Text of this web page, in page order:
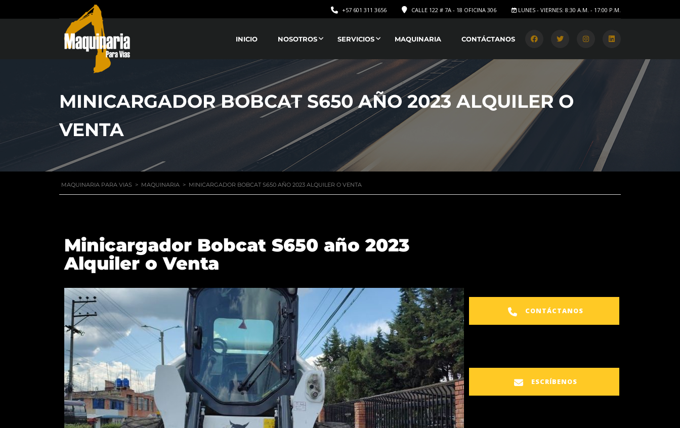
LUNES - VIERNES: 8:30 A.M. - 17:00 P.M.
CALLE 122 # 7A - 18 OFICINA 306
+57 601 311 3656
INICIO NOSOTROS SERVICIOS MAQUINARIA CONTÁCTANOS
MINICARGADOR BOBCAT S650 AÑO 2023 ALQUILER O
VENTA
MAQUINARIA PARA VIAS > MAQUINARIA > MINICARGADOR BOBCAT S650 AÑO 2023 ALQUILER O VENTA
Minicargador Bobcat S650 año 2023
Alquiler o Venta
CONTÁCTANOS
ESCRÍBENOS